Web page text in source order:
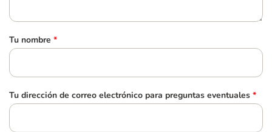
Tu nombre *
Tu dirección de correo electrónico para preguntas eventuales *